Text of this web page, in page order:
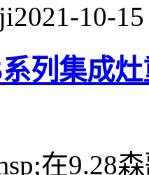
2021-10-
列集成
在9.28